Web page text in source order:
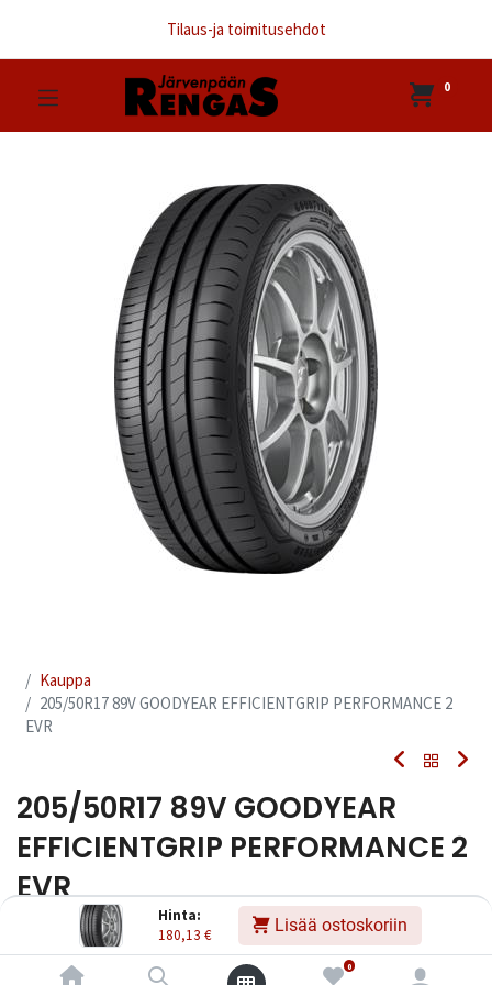
Hinta:
180,13 € Lisää ostoskoriin
0
Tilaus-ja toimitusehdot
0
Kauppa
205/50R17 89V GOODYEAR EFFICIENTGRIP PERFORMANCE 2
EVR
205/50R17 89V GOODYEAR
EFFICIENTGRIP PERFORMANCE 2
EVR
5452000682192 Tuotekoodi: 246014
180,13€ Sisältää ALV:n / kpl